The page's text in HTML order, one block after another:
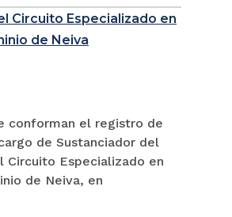
Circuito Especializado en
de Neiva
conforman el registro de
de Sustanciador del
Circuito Especializado en
de Neiva, en